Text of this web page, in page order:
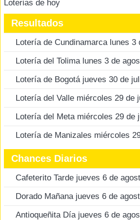
Loterias de hoy
Resultados
Lotería de Cundinamarca lunes 3
Lotería del Tolima lunes 3 de
Lotería de Bogotá jueves 30 de
Lotería del Valle miércoles 29 de
Lotería del Meta miércoles 29 de
Lotería de Manizales miércoles
Chances Diarios
Cafeterito Tarde jueves 6 de
Dorado Mañana jueves 6 de
Antioqueñita Día jueves 6 de